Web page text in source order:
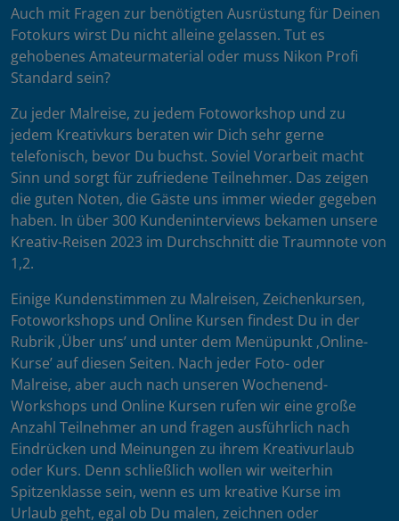
Auch mit Fragen zur benötigten Ausrüstung für Deinen
Fotokurs wirst Du nicht alleine gelassen. Tut es
gehobenes Amateurmaterial oder muss Nikon Profi
Standard sein?
Zu jeder Malreise, zu jedem Fotoworkshop und zu
jedem Kreativkurs beraten wir Dich sehr gerne
telefonisch, bevor Du buchst. Soviel Vorarbeit macht
Sinn und sorgt für zufriedene Teilnehmer. Das zeigen
die guten Noten, die Gäste uns immer wieder gegeben
haben. In über 300 Kundeninterviews bekamen unsere
Kreativ-Reisen 2023 im Durchschnitt die Traumnote von
1,2.
Einige Kundenstimmen zu Malreisen, Zeichenkursen,
Fotoworkshops und Online Kursen findest Du in der
Rubrik ‚Über uns’ und unter dem Menüpunkt ‚Online-
Kurse’ auf diesen Seiten. Nach jeder Foto- oder
Malreise, aber auch nach unseren Wochenend-
Workshops und Online Kursen rufen wir eine große
Anzahl Teilnehmer an und fragen ausführlich nach
Eindrücken und Meinungen zu ihrem Kreativurlaub
oder Kurs. Denn schließlich wollen wir weiterhin
Spitzenklasse sein, wenn es um kreative Kurse im
Urlaub geht, egal ob Du malen, zeichnen oder